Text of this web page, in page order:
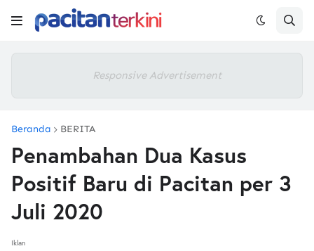
Responsive Advertisement
Beranda BERITA
Penambahan Dua Kasus
Positif Baru di Pacitan per 3
Juli 2020
Iklan